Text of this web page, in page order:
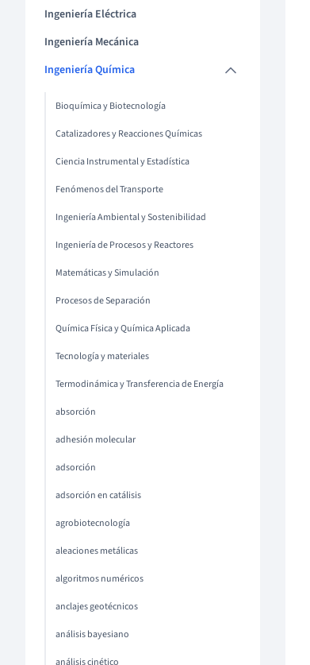
Ingeniería Eléctrica
Ingeniería Mecánica
Ingeniería Química
Bioquímica y Biotecnología
Catalizadores y Reacciones Químicas
Ciencia Instrumental y Estadística
Fenómenos del Transporte
Ingeniería Ambiental y Sostenibilidad
Ingeniería de Procesos y Reactores
Matemáticas y Simulación
Procesos de Separación
Química Física y Química Aplicada
Tecnología y materiales
Termodinámica y Transferencia de Energía
absorción
adhesión molecular
adsorción
adsorción en catálisis
agrobiotecnología
aleaciones metálicas
algoritmos numéricos
anclajes geotécnicos
análisis bayesiano
análisis cinético